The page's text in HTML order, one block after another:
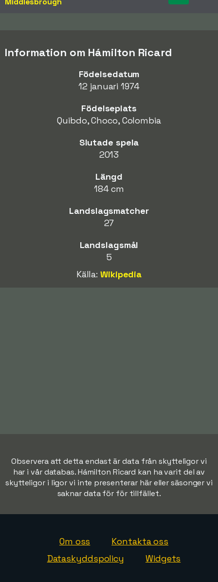
Information om Hámilton Ricard
Födelsedatum
12 januari 1974
Födelseplats
Quibdo, Choco, Colombia
Slutade spela
2013
Längd
184 cm
Landslagsmatcher
27
Landslagsmål
5
Källa:Wikipedia
Observera att detta endast är data från skytteligor vi
har i vår databas. Hámilton Ricard kan ha varit del av
skytteligor i ligor vi inte presenterar här eller säsonger vi
saknar data för för tillfället.
Om oss
Kontakta oss
Dataskyddspolicy
Widgets